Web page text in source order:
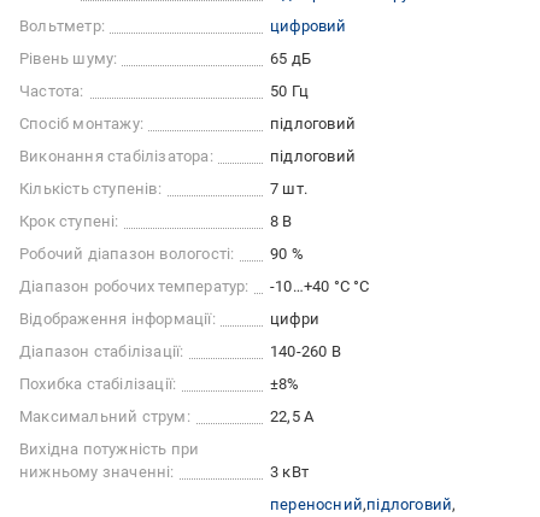
Вольтметр:
цифровий
Рівень шуму:
65 дБ
Частота:
50 Гц
Спосіб монтажу:
підлоговий
Виконання стабілізатора:
підлоговий
Кількість ступенів:
7 шт.
Крок ступені:
8 В
Робочий діапазон вологості:
90 %
Діапазон робочих температур:
-10…+40 °C °C
Відображення інформації:
цифри
Діапазон стабілізації:
140-260 В
Похибка стабілізації:
±8%
Максимальний струм:
22,5 А
Вихідна потужність при
нижньому значенні:
3 кВт
переносний підлоговий